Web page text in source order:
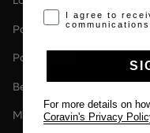
Paris
Paesi Bassi
Berlin
Milano
Opt-in disclaimer
I agree to
For more details on
Coravin's Privacy